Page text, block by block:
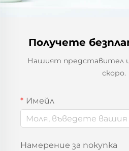
Получете
Нашият представител
скоро.
Имейл
Намерение за покупка